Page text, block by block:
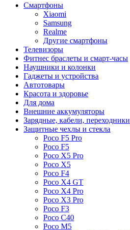
Смартфоны
Xiaomi
Samsung
Realme
Другие смартфоны
Телевизоры
Фитнес браслеты и смарт-часы
Наушники и колонки
Гаджеты и устройства
Автотовары
Красота и здоровье
Для дома
Внешние аккумуляторы
Зарядные, кабели, переходники
Защитные чехлы и стекла
Poco F5 Pro
Poco F5
Poco X5 Pro
Poco X5
Poco F4
Poco X4 GT
Poco X4 Pro
Poco X3 Pro
Poco F3
Poco C40
Poco M5